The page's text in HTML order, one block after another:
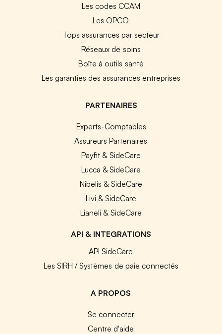
Les codes CCAM
Les OPCO
Tops assurances par secteur
Réseaux de soins
Boîte à outils santé
Les garanties des assurances entreprises
PARTENAIRES
Experts-Comptables
Assureurs Partenaires
Payfit & SideCare
Lucca & SideCare
Nibelis & SideCare
Livi & SideCare
Lianeli & SideCare
API & INTEGRATIONS
API SideCare
Les SIRH / Systèmes de paie connectés
A PROPOS
Se connecter
Centre d'aide